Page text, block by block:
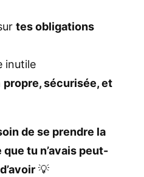
tes obligations
inutile
propre, sécurisée, et
de se prendre la
tu n’avais peut-
💡